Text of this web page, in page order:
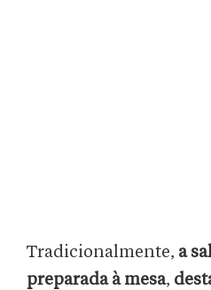
Tradicionalmente, a
preparada à mesa,